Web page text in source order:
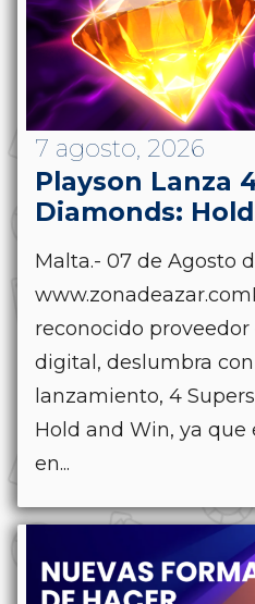
7 agosto, 2026
Playson Lanza
Diamonds:
Malta.- 07 de Agosto
reconocido
digital, deslumbra
lanzamiento, 4
Hold and Win, ya
en...